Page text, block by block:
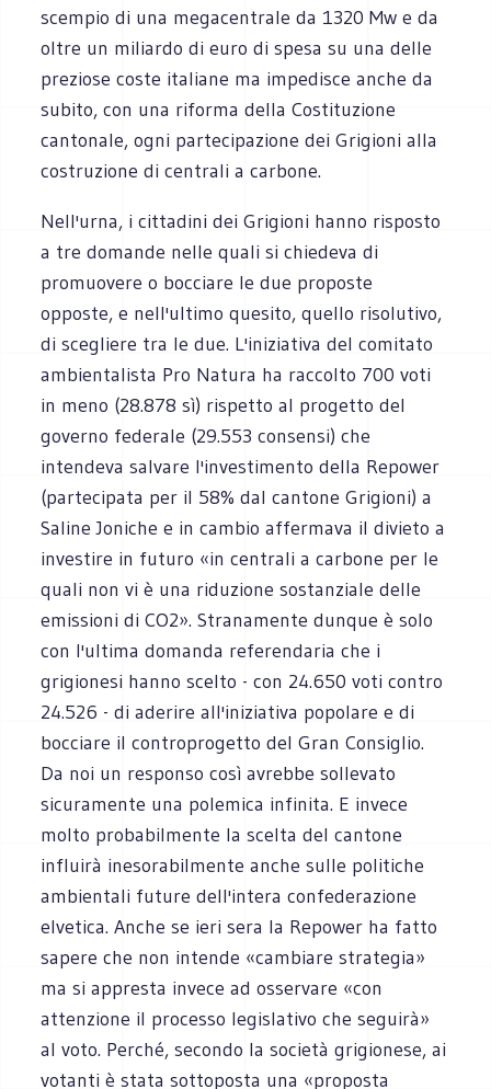
scempio di una megacentrale da 1320 Mw e da
oltre un miliardo di euro di spesa su una delle
preziose coste italiane ma impedisce anche da
subito, con una riforma della Costituzione
cantonale, ogni partecipazione dei Grigioni alla
costruzione di centrali a carbone.
Nell'urna, i cittadini dei Grigioni hanno risposto
a tre domande nelle quali si chiedeva di
promuovere o bocciare le due proposte
opposte, e nell'ultimo quesito, quello risolutivo,
di scegliere tra le due. L'iniziativa del comitato
ambientalista Pro Natura ha raccolto 700 voti
in meno (28.878 sì) rispetto al progetto del
governo federale (29.553 consensi) che
intendeva salvare l'investimento della Repower
(partecipata per il 58% dal cantone Grigioni) a
Saline Joniche e in cambio affermava il divieto a
investire in futuro «in centrali a carbone per le
quali non vi è una riduzione sostanziale delle
emissioni di CO2». Stranamente dunque è solo
con l'ultima domanda referendaria che i
grigionesi hanno scelto - con 24.650 voti contro
24.526 - di aderire all'iniziativa popolare e di
bocciare il controprogetto del Gran Consiglio.
Da noi un responso così avrebbe sollevato
sicuramente una polemica infinita. E invece
molto probabilmente la scelta del cantone
influirà inesorabilmente anche sulle politiche
ambientali future dell'intera confederazione
elvetica. Anche se ieri sera la Repower ha fatto
sapere che non intende «cambiare strategia»
ma si appresta invece ad osservare «con
attenzione il processo legislativo che seguirà»
al voto. Perché, secondo la società grigionese, ai
votanti è stata sottoposta una «proposta